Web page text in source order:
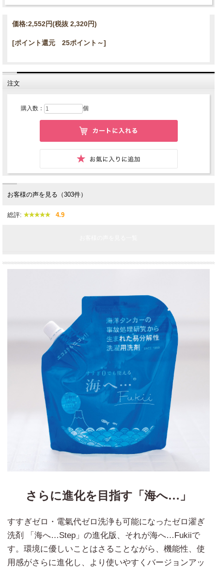
価格:2,552円(税抜 2,320円)
[ポイント還元 25ポイント～]
注文
購入数： 個
お客様の声を見る（303件）
総評: 4.9
さらに進化を目指す「海へ…」
すすぎゼロ・電氣代ゼロ洗浄も可能になったゼロ濯ぎ
洗剤 「海へ…Step」の進化版、それが海へ…Fukiiで
す。環境に優しいことはさることながら、機能性、使
用感がさらに進化し、より使いやすくバージョンアッ